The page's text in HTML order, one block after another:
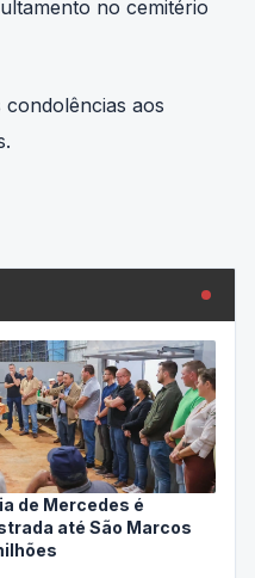
no cemitério
aos
de Mercedes é
até São Marcos